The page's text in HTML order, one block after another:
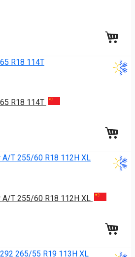
R18 114T
A/T 255/60 R18 112H XL